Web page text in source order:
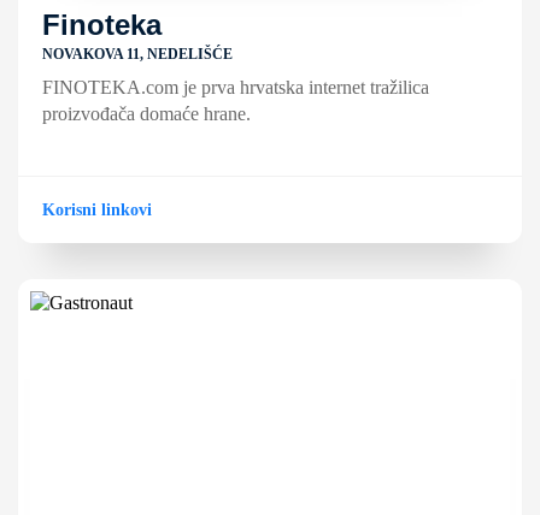
Finoteka
NOVAKOVA 11, NEDELIŠĆE
FINOTEKA.com je prva hrvatska internet tražilica
proizvođača domaće hrane.
Korisni linkovi